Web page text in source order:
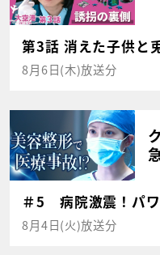
第3話 消えた子供と
8月6日(木)放送分
＃5 病院激震！パ
8月4日(火)放送分